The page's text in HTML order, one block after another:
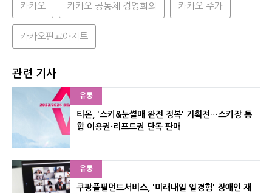
카카오 카카오 공동체 경영회의 카카오 주가
카카오판교아지트
관련 기사
유통
티몬, '스키&눈썰매 완전 정복' 기획전…스키장 통
합 이용권·리프트권 단독 판매
유통
쿠팡풀필먼트서비스, '미래내일 일경험' 장애인 재